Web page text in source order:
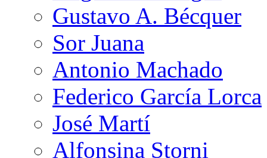
Gustavo A. Bécquer
Sor Juana
Antonio Machado
Federico García Lorca
José Martí
Alfonsina Storni